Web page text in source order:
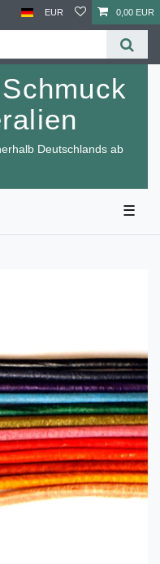
EUR 0,00 EUR
Deutschlands ab
☰